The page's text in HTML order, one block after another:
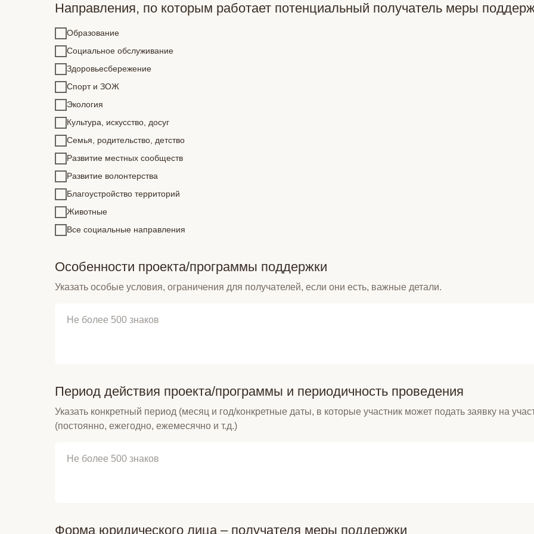
Направления, по которым работает потенциальный получатель меры
Образование
Социальное обслуживание
Здоровьесбережение
Спорт и ЗОЖ
Экология
Культура, искусство, досуг
Семья, родительство, детство
Развитие местных сообществ
Развитие волонтерства
Благоустройство территорий
Животные
Все социальные направления
Особенности проекта/программы поддержки
Указать особые условия, ограничения для получателей, если они есть, важные детали.
Период действия проекта/программы и периодичность проведения
Указать конкретный период (месяц и год/конкретные даты, в которые участник может подать заявку на
(постоянно, ежегодно, ежемесячно и т.д.)
Форма юридического лица – получателя меры поддержки